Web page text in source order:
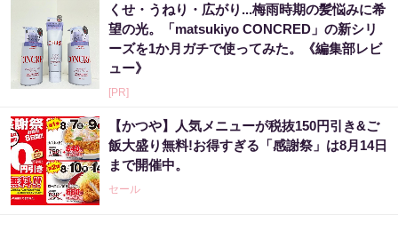
くせ・うねり・広がり...梅雨時期の髪悩みに希
望の光。「matsukiyo CONCRED」の新シリ
ーズを1か月ガチで使ってみた。《編集部レビ
ュー》
[PR]
【かつや】人気メニューが税抜150円引き&ご
飯大盛り無料!お得すぎる「感謝祭」は8月14日
まで開催中。
セール